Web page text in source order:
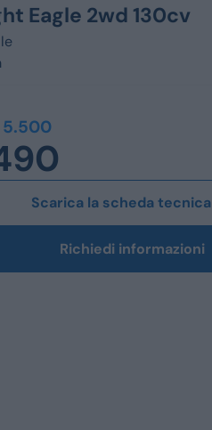
Eagle 2wd 130cv
Scarica la scheda tecnica
Richiedi informazioni